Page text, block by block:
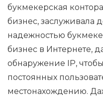
букмекерская
бизнес, заслуживала
надежностью
бизнес в Интернете,
обнаружение IP,
постоянных
местонахождению.